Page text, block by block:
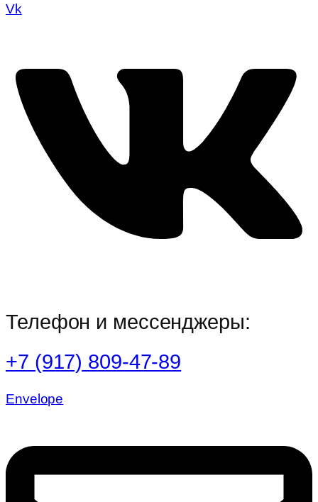
Vk
Телефон и мессенджеры:
+7 (917) 809-47-89
Envelope